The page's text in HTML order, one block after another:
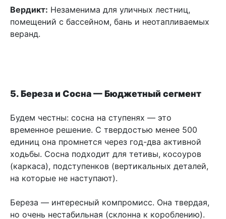
Вердикт: Незаменима для уличных лестниц,
помещений с бассейном, бань и неотапливаемых
веранд.
5. Береза и Сосна — Бюджетный сегмент
Будем честны: сосна на ступенях — это
временное решение. С твердостью менее 500
единиц она промнется через год-два активной
ходьбы. Сосна подходит для тетивы, косоуров
(каркаса), подступенков (вертикальных деталей,
на которые не наступают).
Береза — интересный компромисс. Она твердая,
но очень нестабильная (склонна к короблению).